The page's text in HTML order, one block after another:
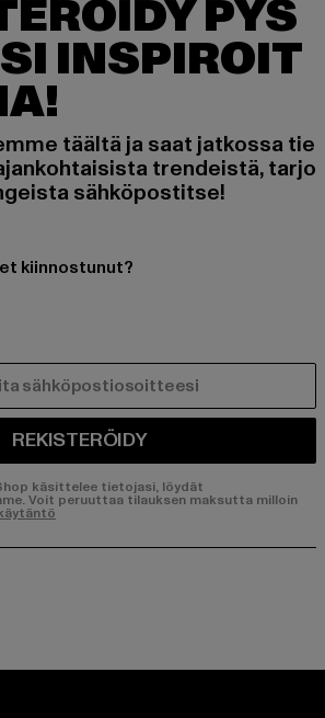
PYS
INSPIROIT
täältä ja saat jatkossa tie
trendeistä, tarjo
sähköpostitse!
kiinnostunut?
REKISTERÖIDY
käsittelee tietojasi, löydät
Voit peruuttaa tilauksen maksutta milloin
page:page:
our YouTube channel: